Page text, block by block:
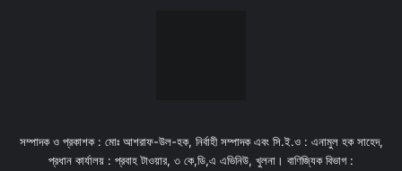
সম্পাদক ও প্রকাশক : মোঃ আশরাফ-উল-হক, নির্বাহী সম্পাদক এবং সি.ই.ও : এনামুল হক সাহেদ,
প্রধান কার্যালয় : প্রবাহ টাওয়ার, ৩ কে,ডি,এ এভিনিউ, খুলনা। বাণিজ্যিক বিভাগ :